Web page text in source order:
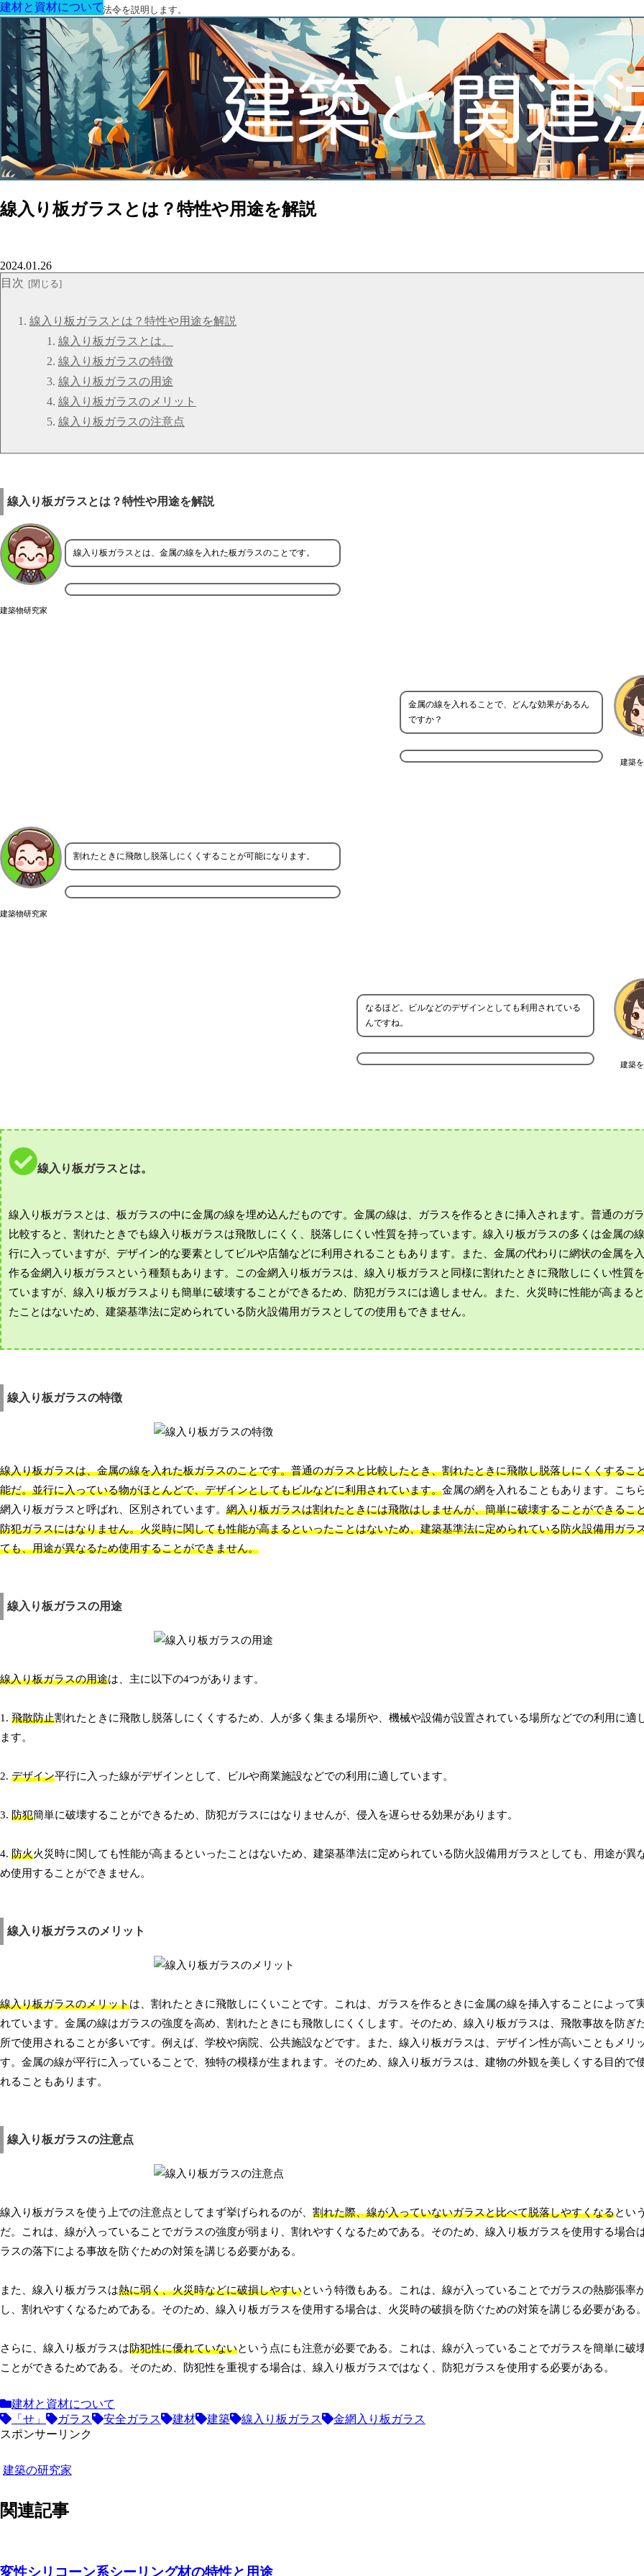
建築に関する用語と関連法令を説明します。
線入り板ガラスとは？特性や用途を解説
建材と資材について
2024.01.26
目次
線入り板ガラスとは？特性や用途を解説
線入り板ガラスとは。
線入り板ガラスの特徴
線入り板ガラスの用途
線入り板ガラスのメリット
線入り板ガラスの注意点
線入り板ガラスとは？特性や用途を解説
建築物研究家
線入り板ガラスとは、金属の線を入れた板ガラスのことです。
建築
金属の線を入れることで、どんな効果があるん
ですか？
建築物研究家
割れたときに飛散し脱落しにくくすることが可能になります。
建築
なるほど。ビルなどのデザインとしても利用されている
んですね。
線入り板ガラスとは。
線入り板ガラスとは、板ガラスの中に金属の線を埋め込んだものです。金属の線は、ガラスを作るときに挿入されます。普通のガ
比較すると、割れたときでも線入り板ガラスは飛散しにくく、脱落しにくい性質を持っています。線入り板ガラスの多くは金属の
行に入っていますが、デザイン的な要素としてビルや店舗などに利用されることもあります。また、金属の代わりに網状の金属を
作る金網入り板ガラスという種類もあります。この金網入り板ガラスは、線入り板ガラスと同様に割れたときに飛散しにくい性質
ていますが、線入り板ガラスよりも簡単に破壊することができるため、防犯ガラスには適しません。また、火災時に性能が高まる
たことはないため、建築基準法に定められている防火設備用ガラスとしての使用もできません。
線入り板ガラスの特徴
線入り板ガラスは、金属の線を入れた板ガラスのことです。普通のガラスと比較したとき、割れたときに飛散し脱落しにくくするこ
能だ。並行に入っている物がほとんどで、デザインとしてもビルなどに利用されています。金属の網を入れることもあります。こち
網入り板ガラスと呼ばれ、区別されています。 網入り板ガラスは割れたときには飛散はしませんが、簡単に破壊することができるこ
防犯ガラスにはなりません。火災時に関しても性能が高まるといったことはないため、建築基準法に定められている防火設備用ガラ
ても、用途が異なるため使用することができません。
線入り板ガラスの用途
線入り板ガラスの用途は、主に以下の4つがあります。
1. 飛散防止割れたときに飛散し脱落しにくくするため、人が多く集まる場所や、機械や設備が設置されている場所などでの利用に適
ます。
2. デザイン平行に入った線がデザインとして、ビルや商業施設などでの利用に適しています。
3. 防犯簡単に破壊することができるため、防犯ガラスにはなりませんが、侵入を遅らせる効果があります。
4. 防火火災時に関しても性能が高まるといったことはないため、建築基準法に定められている防火設備用ガラスとしても、用途が異
め使用することができません。
線入り板ガラスのメリット
線入り板ガラスのメリットは、割れたときに飛散しにくいことです。これは、ガラスを作るときに金属の線を挿入することによって
れています。金属の線はガラスの強度を高め、割れたときにも飛散しにくくします。そのため、線入り板ガラスは、飛散事故を防ぎ
所で使用されることが多いです。例えば、学校や病院、公共施設などです。また、線入り板ガラスは、デザイン性が高いこともメリ
す。金属の線が平行に入っていることで、独特の模様が生まれます。そのため、線入り板ガラスは、建物の外観を美しくする目的で
れることもあります。
線入り板ガラスの注意点
線入り板ガラスを使う上での注意点としてまず挙げられるのが、 割れた際、線が入っていないガラスと比べて脱落しやすくなるとい
だ。これは、線が入っていることでガラスの強度が弱まり、割れやすくなるためである。そのため、線入り板ガラスを使用する場合
ラスの落下による事故を防ぐための対策を講じる必要がある。
また、線入り板ガラスは熱に弱く、火災時などに破損しやすいという特徴もある。これは、線が入っていることでガラスの熱膨張率
し、割れやすくなるためである。そのため、線入り板ガラスを使用する場合は、火災時の破損を防ぐための対策を講じる必要がある
さらに、線入り板ガラスは防犯性に優れていないという点にも注意が必要である。これは、線が入っていることでガラスを簡単に破
ことができるためである。そのため、防犯性を重視する場合は、線入り板ガラスではなく、防犯ガラスを使用する必要がある。
建材と資材について
「せ」
ガラス 安全ガラス 建材 建築 線入り板ガラス
金網入り板ガラス
スポンサーリンク
建築の研究家
関連記事
建材と資材について
変性シリコーン系シーリング材の特性と用途
建材と資材について
建材と資材について
建材と資材について
建材と資材について
建材と資材について